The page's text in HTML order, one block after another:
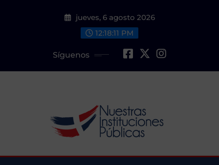
jueves, 6 agosto 2026
12:18:12 PM
Síguenos